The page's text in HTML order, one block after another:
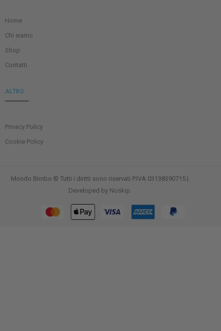
Home
Chi siamo
Shop
Contatti
ALTRO
Privacy Policy
Cookie Policy
Mondo Bimbo © Tutti i diritti sono riservati P.IVA 03138390715 |
Developed by Noskip